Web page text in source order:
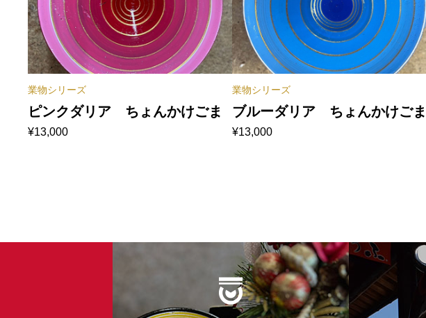
業物シリーズ
ピンクダリア ちょんかけごま
¥13,000
業物シリーズ
ブルーダリア ちょんかけごま
¥13,000